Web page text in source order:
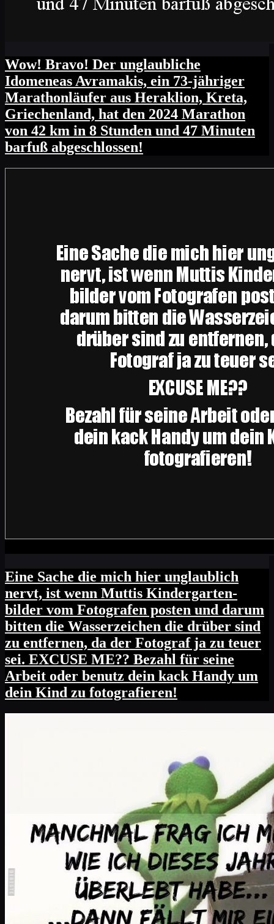
Wow! Bravo! Der unglaubliche
Idomeneas Avramakis, ein 73-jähriger
Marathonläufer aus Heraklion, Kreta,
Griechenland, hat den 2024 Marathon
von 42 km in 8 Stunden und 47 Minuten
barfuß abgeschlossen!
Eine Sache die mich hier unglaublich
nervt, ist wenn Muttis Kindergarten-
bilder vom Fotografen posten und darum
bitten die Wasserzeichen die drüber sind
zu entfernen, da der Fotograf ja zu teuer
sei. EXCUSE ME?? Bezahl für seine
Arbeit oder benutz dein kack Handy um
dein Kind zu fotografieren!